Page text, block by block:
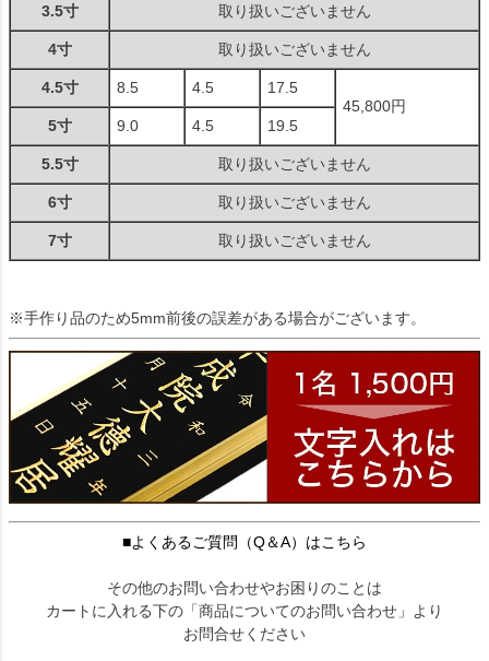
3.5寸 取り扱いございません
4寸 取り扱いございません
4.5寸 8.5 4.5
17.5
45,800円
5寸
9.0 4.5 19.5
5.5寸 取り扱いございません
6寸 取り扱いございません
7寸 取り扱いございません
※手作り品のため5mm前後の誤差がある場合がございます。
■よくあるご質問（Q＆A）はこちら
その他のお問い合わせやお困りのことは
カートに入れる下の「商品についてのお問い合わせ」より
お問合せください